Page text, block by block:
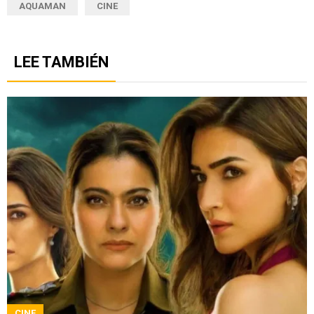
AQUAMAN CINE
LEE TAMBIÉN